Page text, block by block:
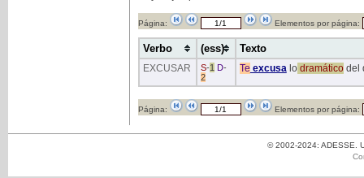
Página: Elementos por página:
Verbo (ess) Texto
EXCUSAR S-1 D-
2
Te excusalodramáticodel
Página: Elementos por página:
© 2002-2024: ADESSE.